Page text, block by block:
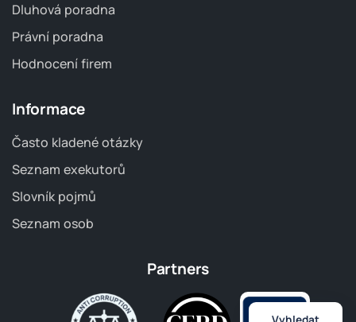
Dluhová poradna
Právní poradna
Hodnocení firem
Informace
Často kladené otázky
Seznam exekutorů
Slovník pojmů
Seznam osob
Partners